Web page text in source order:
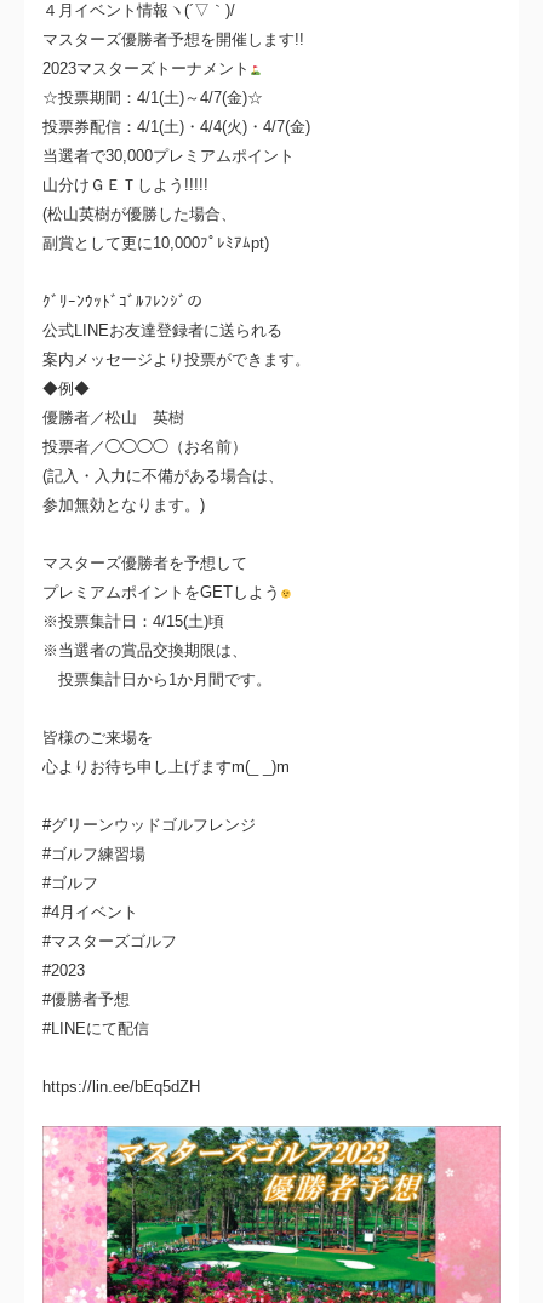
４月イベント情報ヽ(´▽｀)/
マスターズ優勝者予想を開催します!!
2023マスターズトーナメント
☆投票期間：4/1(土)～4/7(金)☆
投票券配信：4/1(土)・4/4(火)・4/7(金)
当選者で30,000プレミアムポイント
山分けＧＥＴしよう!!!!!
(松山英樹が優勝した場合、
副賞として更に10,000ﾌﾟﾚﾐｱﾑpt)
ｸﾞﾘｰﾝｳｯﾄﾞｺﾞﾙﾌﾚﾝｼﾞの
公式LINEお友達登録者に送られる
案内メッセージより投票ができます。
◆例◆
優勝者／松山 英樹
投票者／◯◯◯◯（お名前）
(記入・入力に不備がある場合は、
参加無効となります。)
マスターズ優勝者を予想して
プレミアムポイントをGETしよう
※投票集計日：4/15(土)頃
※当選者の賞品交換期限は、
投票集計日から1か月間です。
皆様のご来場を
心よりお待ち申し上げますm(_ _)m
#グリーンウッドゴルフレンジ
#ゴルフ練習場
#ゴルフ
#4月イベント
#マスターズゴルフ
#2023
#優勝者予想
#LINEにて配信
https://lin.ee/bEq5dZH